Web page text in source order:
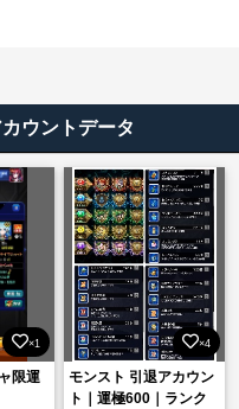
ウントデータ
×1
限運
×4
モンスト 引退アカウン
ト｜運極600｜ランク